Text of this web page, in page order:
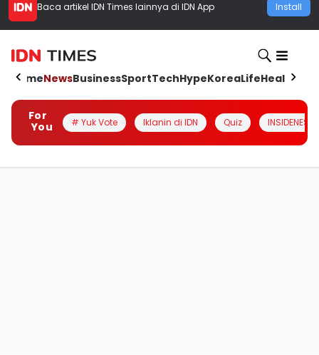
Baca artikel IDN Times lainnya di IDN App Install
HomeNewsBusinessSportTechHypeKoreaLifeHealth
For
You
# Yuk Vote Iklanin di IDN Quiz INSIDENESIA